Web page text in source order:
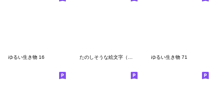
ゆるい生き物 16 たのしそうな絵文字（うさぎ） ゆるい生き物 71